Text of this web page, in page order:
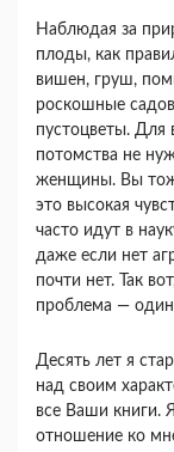
Наблюдая за
плоды, как
вишен, груш,
роскошные
пустоцветы. Для
потомства не
женщины. Вы
это высокая
часто идут в
даже если нет
почти нет. Так
проблема —
Десять лет я
над своим
все Ваши книги.
отношение ко